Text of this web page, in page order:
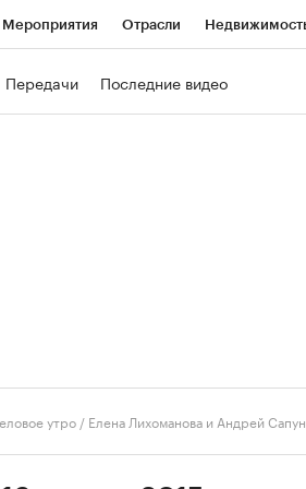
Мероприятия Отрасли
Передачи Последние видео
утро / Елена Лихоманова и Андрей